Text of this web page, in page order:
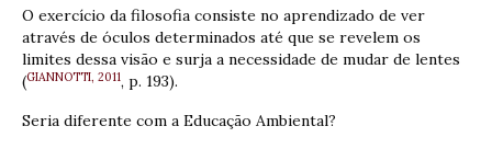
O exercício da filosofia consiste no aprendizado de ver
através de óculos determinados até que se revelem os
limites dessa visão e surja a necessidade de mudar de lentes
(GIANNOTTI, 2011, p. 193).
Seria diferente com a Educação Ambiental?